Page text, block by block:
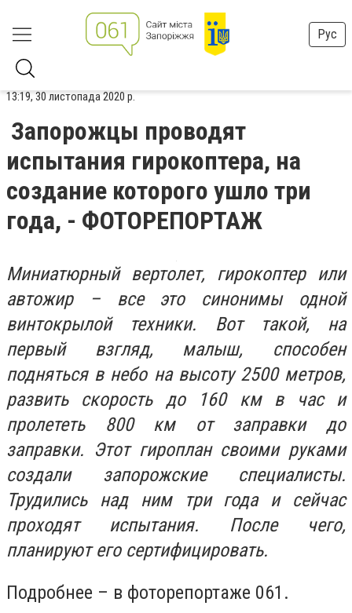
Рус
13:19, 30 листопада 2020 р.
Запорожцы проводят
испытания гирокоптера, на
создание которого ушло три
года, - ФОТОРЕПОРТАЖ
Миниатюрный вертолет, гирокоптер или
автожир – все это синонимы одной
винтокрылой техники. Вот такой, на
первый взгляд, малыш, способен
подняться в небо на высоту 2500 метров,
развить скорость до 160 км в час и
пролететь 800 км от заправки до
заправки. Этот гироплан своими руками
создали запорожские специалисты.
Трудились над ним три года и сейчас
проходят испытания. После чего,
планируют его сертифицировать.
Подробнее – в фоторепортаже 061.